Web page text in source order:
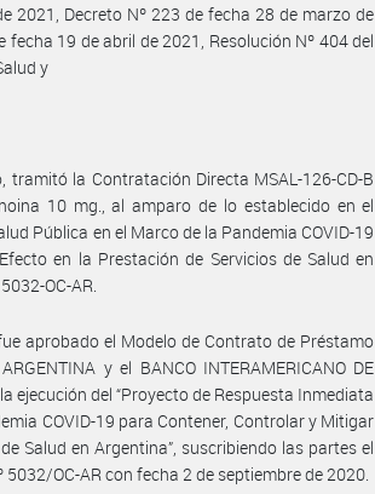
2021, Decreto Nº 223 de fecha 28 de marzo de
19 de abril de 2021, Resolución Nº 404 del
y
la Contratación Directa MSAL-126-CD-B
10 mg., al amparo de lo establecido en el
Pública en el Marco de la Pandemia COVID-19
en la Prestación de Servicios de Salud en
OC-AR.
aprobado el Modelo de Contrato de Préstamo
y el BANCO INTERAMERICANO DE
ejecución del “Proyecto de Respuesta Inmediata
COVID-19 para Contener, Controlar y Mitigar
Salud en Argentina”, suscribiendo las partes el
OC-AR con fecha 2 de septiembre de 2020.